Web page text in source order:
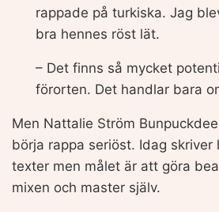
rappade på turkiska. Jag
bra hennes röst lät.
– Det finns så mycket
förorten. Det handlar bara
Men Nattalie Ström
börja rappa seriöst. Idag skriver
texter men målet är att göra
mixen och master själv.